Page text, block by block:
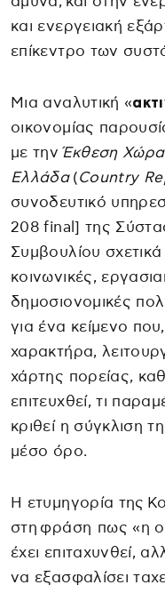
και ενεργειακή
επίκεντρο των
Μια αναλυτική «
οικονομίας
με την Έκθεση
Ελλάδα(Country
συνοδευτικό
208 final] της
Συμβουλίου σχετικά
κοινωνικές,
δημοσιονομικές
για ένα κείμενο
χαρακτήρα,
χάρτης πορείας,
επιτευχθεί, τι
κριθεί η σύγκλιση
μέσο όρο.
Η ετυμηγορία της
στη φράση πως «η
έχει επιταχυνθεί,
να εξασφαλίσει